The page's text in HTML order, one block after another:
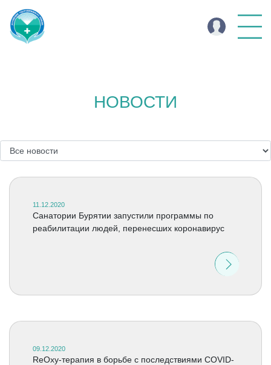
НОВОСТИ
11.12.2020
Санатории Бурятии запустили программы по
реабилитации людей, перенесших коронавирус
09.12.2020
ReOxy-терапия в борьбе с последствиями COVID-